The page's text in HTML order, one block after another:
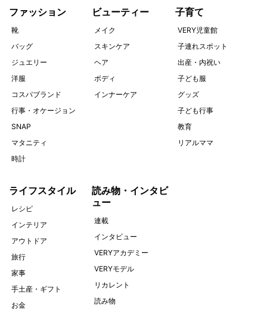
ファッション
靴
バッグ
ジュエリー
洋服
コスパブランド
行事・オケージョン
SNAP
マタニティ
時計
ビューティー
メイク
スキンケア
ヘア
ボディ
インナーケア
子育て
VERY児童館
子連れスポット
出産・内祝い
子ども服
グッズ
子ども行事
教育
リアルママ
ライフスタイル
レシピ
インテリア
アウトドア
旅行
家事
手土産・ギフト
お金
読み物・インタビ
ュー
連載
インタビュー
VERYアカデミー
VERYモデル
リカレント
読み物